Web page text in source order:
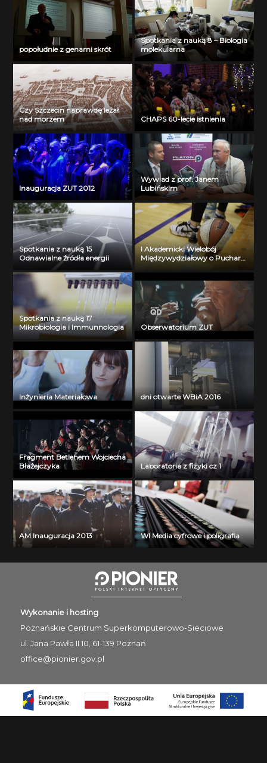
popołudnie z genami skrót
Spotkania z nauką 8 – Biologia
molekularna
Czy Szczecin naprawdę leżał
nad morzem
CHAPS 60-lecie istnienia
Inauguracja ZUT 2012
Wywiad z prof. Janem
Lubińskim
Spotkania z nauką 15
Odnawialne źródła energii
I Akademicki Wielobój
Międzywydziałowy o Puchar
Prorektora ZUT
Spotkania z nauką 17
Mikrobiologia i Immunnologia
Obserwatorium ZUT
Inżynieria Materiałowa dni otwarte WBiA 2016
Fragment Betlehem Wojciecha
Błażejczyka
Laboratoria z fizyki cz 1
AM Inauguracja 2013 WI Media cyfrowe i poligrafia
Wykonanie i hosting
Poznańskie Centrum Superkomputerowo-Sieciowe
ul. Jana Pawła II 10, 61-139 Poznań
office@pionier.gov.pl